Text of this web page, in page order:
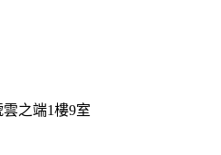
之端1樓9室